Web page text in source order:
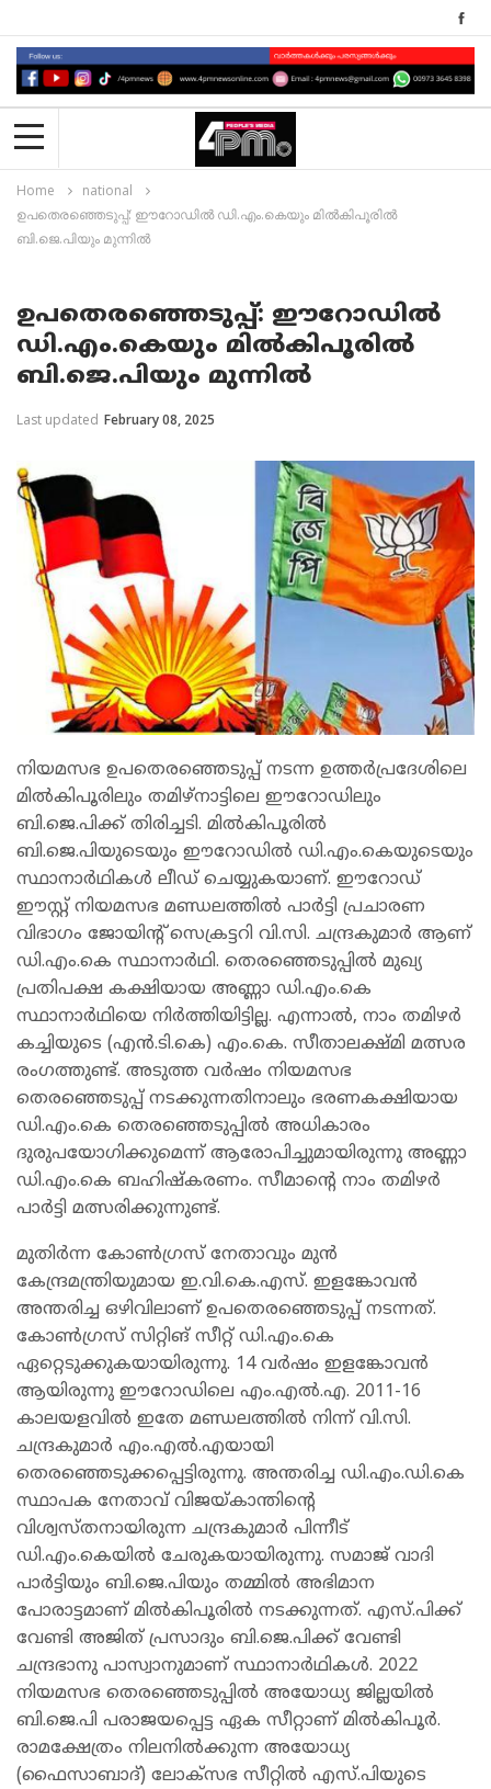
Home
national
ഉപതെരഞ്ഞെടുപ്പ്: ഈറോഡിൽ ഡി.എം.കെയും മിൽകിപൂരിൽ
ബി.ജെ.പിയും മുന്നിൽ
ഉപതെരഞ്ഞെടുപ്പ്: ഈറോഡിൽ
ഡി.എം.കെയും മിൽകിപൂരിൽ
ബി.ജെ.പിയും മുന്നിൽ
Last updated February 08, 2025
നിയമസഭ ഉപതെരഞ്ഞെടുപ്പ് നടന്ന ഉത്തർപ്രദേശിലെ
മിൽകിപൂരിലും തമിഴ്നാട്ടിലെ ഈറോഡിലും
ബി.ജെ.പിക്ക് തിരിച്ചടി. മിൽകിപൂരിൽ
ബി.ജെ.പിയുടെയും ഈറോഡിൽ ഡി.എം.കെയുടെയും
സ്ഥാനാർഥികൾ ലീഡ് ചെയ്യുകയാണ്. ഈറോഡ്
ഈസ്റ്റ് നിയമസഭ മണ്ഡലത്തിൽ പാർട്ടി പ്രചാരണ
വിഭാഗം ജോയിന്‍റ് സെക്രട്ടറി വി.സി. ചന്ദ്രകുമാർ ആണ്
ഡി.എം.കെ സ്ഥാനാർഥി. തെരഞ്ഞെടുപ്പിൽ മുഖ്യ
പ്രതിപക്ഷ കക്ഷിയായ അണ്ണാ ഡി.എം.കെ
സ്ഥാനാർഥിയെ നിർത്തിയിട്ടില്ല. എന്നാൽ, നാം തമിഴർ
കച്ചിയുടെ (എൻ.ടി.കെ) എം.കെ. സീതാലക്ഷ്മി മത്സര
രംഗത്തുണ്ട്. അടുത്ത വർഷം നിയമസഭ
തെരഞ്ഞെടുപ്പ് നടക്കുന്നതിനാലും ഭരണകക്ഷിയായ
ഡി.എം.കെ തെരഞ്ഞെടുപ്പിൽ അധികാരം
ദുരുപയോഗിക്കുമെന്ന് ആരോപിച്ചുമായിരുന്നു അണ്ണാ
ഡി.എം.കെ ബഹിഷ്കരണം. സീമാന്‍റെ നാം തമിഴർ
പാർട്ടി മത്സരിക്കുന്നുണ്ട്.
മുതിർന്ന കോൺഗ്രസ് നേതാവും മുൻ
കേന്ദ്രമന്ത്രിയുമായ ഇ.വി.കെ.എസ്. ഇളങ്കോവൻ
അന്തരിച്ച ഒഴിവിലാണ് ഉപതെരഞ്ഞെടുപ്പ് നടന്നത്.
കോൺഗ്രസ് സിറ്റിങ് സീറ്റ് ഡി.എം.കെ
ഏറ്റെടുക്കുകയായിരുന്നു. 14 വർഷം ഇളങ്കോവൻ
ആയിരുന്നു ഈറോഡിലെ എം.എൽ.എ. 2011-16
കാലയളവിൽ ഇതേ മണ്ഡലത്തിൽ നിന്ന് വി.സി.
ചന്ദ്രകുമാർ എം.എൽ.എയായി
തെരഞ്ഞെടുക്കപ്പെട്ടിരുന്നു. അന്തരിച്ച ഡി.എം.ഡി.കെ
സ്ഥാപക നേതാവ് വിജയ്കാന്തിന്‍റെ
വിശ്വസ്തനായിരുന്ന ചന്ദ്രകുമാർ പിന്നീട്
ഡി.എം.കെയിൽ ചേരുകയായിരുന്നു. സമാജ് വാദി
പാർട്ടിയും ബി.ജെ.പിയും തമ്മിൽ അഭിമാന
പോരാട്ടമാണ് മിൽകിപൂരിൽ നടക്കുന്നത്. എസ്.പിക്ക്
വേണ്ടി അജിത് പ്രസാദും ബി.ജെ.പിക്ക് വേണ്ടി
ചന്ദ്രഭാനു പാസ്വാനുമാണ് സ്ഥാനാർഥികൾ. 2022
നിയമസഭ തെരഞ്ഞെടുപ്പിൽ അയോധ്യ ജില്ലയിൽ
ബി.ജെ.പി പരാജയപ്പെട്ട ഏക സീറ്റാണ് മിൽകിപൂർ.
രാമക്ഷേത്രം നിലനിൽക്കുന്ന അയോധ്യ
(ഫൈസാബാദ്) ലോക്സഭ സീറ്റിൽ എസ്.പിയുടെ